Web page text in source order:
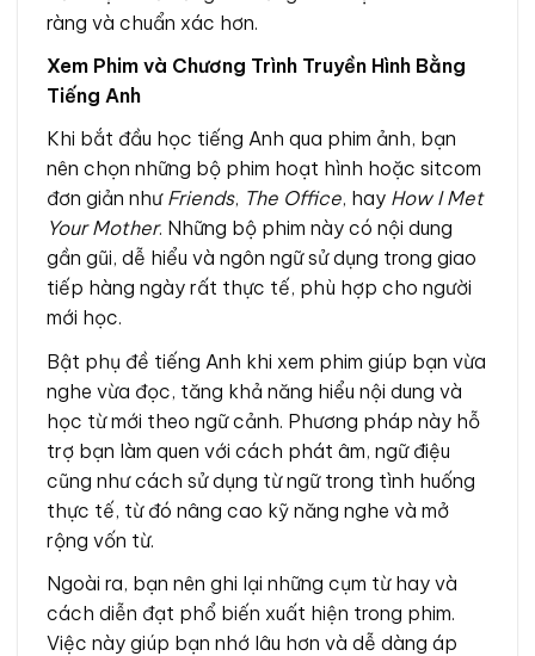
ràng và chuẩn xác hơn.
Xem Phim và Chương Trình Truyền Hình Bằng
Tiếng Anh
Khi bắt đầu học tiếng Anh qua phim ảnh, bạn
nên chọn những bộ phim hoạt hình hoặc sitcom
đơn giản như Friends, The Office, hay How I Met
Your Mother. Những bộ phim này có nội dung
gần gũi, dễ hiểu và ngôn ngữ sử dụng trong giao
tiếp hàng ngày rất thực tế, phù hợp cho người
mới học.
Bật phụ đề tiếng Anh khi xem phim giúp bạn vừa
nghe vừa đọc, tăng khả năng hiểu nội dung và
học từ mới theo ngữ cảnh. Phương pháp này hỗ
trợ bạn làm quen với cách phát âm, ngữ điệu
cũng như cách sử dụng từ ngữ trong tình huống
thực tế, từ đó nâng cao kỹ năng nghe và mở
rộng vốn từ.
Ngoài ra, bạn nên ghi lại những cụm từ hay và
cách diễn đạt phổ biến xuất hiện trong phim.
Việc này giúp bạn nhớ lâu hơn và dễ dàng áp